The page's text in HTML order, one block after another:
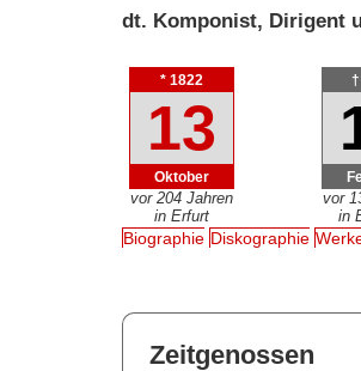
dt. Komponist, Dirigent
* 1822
13
Oktober
vor 204 Jahren
in Erfurt
vor
in
Biographie Diskographie
Zeitgenossen